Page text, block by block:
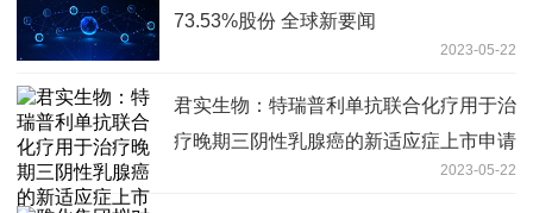
73.53%股份 全球新要闻
2023-05-22
君实生物：特瑞普利单抗联合化疗用于治
疗晚期三阴性乳腺癌的新适应症上市申请
2023-05-22